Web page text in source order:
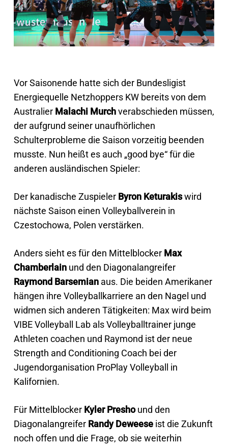
Vor Saisonende hatte sich der Bundesligist
Energiequelle Netzhoppers KW bereits von dem
Australier Malachi Murchverabschieden müssen,
der aufgrund seiner unaufhörlichen
Schulterprobleme die Saison vorzeitig beenden
musste. Nun heißt es auch „good bye“ für die
anderen ausländischen Spieler:
Der kanadische Zuspieler Byron Keturakiswird
nächste Saison einen Volleyballverein in
Czestochowa, Polen verstärken.
Anders sieht es für den Mittelblocker Max
Chamberlainund den Diagonalangreifer
Raymond Barsemianaus. Die beiden Amerikaner
hängen ihre Volleyballkarriere an den Nagel und
widmen sich anderen Tätigkeiten: Max wird beim
VIBE Volleyball Lab als Volleyballtrainer junge
Athleten coachen und Raymond ist der neue
Strength and Conditioning Coach bei der
Jugendorganisation ProPlay Volleyball in
Kalifornien.
Für Mittelblocker Kyler Preshound den
Diagonalangreifer Randy Deweeseist die Zukunft
noch offen und die Frage, ob sie weiterhin